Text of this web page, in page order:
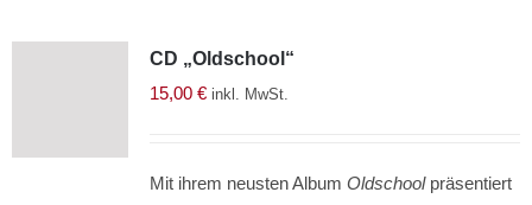
CD „Oldschool“
15,00 € inkl. MwSt.
Mit ihrem neusten Album Oldschoolpräsentiert